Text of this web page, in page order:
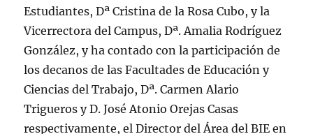
Estudiantes, Dª Cristina de la Rosa Cubo, y la
Vicerrectora del Campus, Dª. Amalia Rodríguez
González, y ha contado con la participación de
los decanos de las Facultades de Educación y
Ciencias del Trabajo, Dª. Carmen Alario
Trigueros y D. José Atonio Orejas Casas
respectivamente, el Director del Área del BIE en